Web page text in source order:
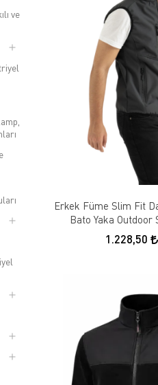
ve
Erkek Füme Slim Fit
Bato Yaka Outdoor
1.228,50